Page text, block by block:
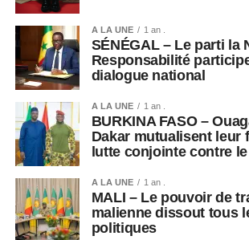
A LA UNE 1 an .
SÉNÉGAL – Le parti la
Responsabilité
dialogue national
A LA UNE 1 an .
BURKINA FASO –
Dakar mutualisent leur
lutte conjointe contre
A LA UNE 1 an .
MALI – Le pouvoir de
malienne dissout tous
politiques